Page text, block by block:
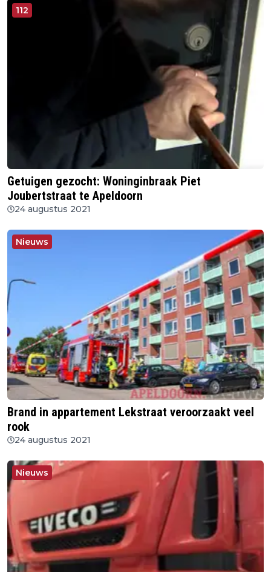
112
Getuigen gezocht: Woninginbraak Piet
Joubertstraat te Apeldoorn
24 augustus 2021
Nieuws
Brand in appartement Lekstraat veroorzaakt veel
rook
24 augustus 2021
Nieuws